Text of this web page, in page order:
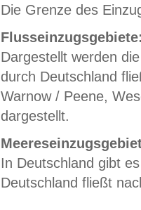
Die Grenze des
Dargestellt werden
durch Deutschland
Warnow / Peene,
dargestellt.
In Deutschland gibt
Deutschland fließt